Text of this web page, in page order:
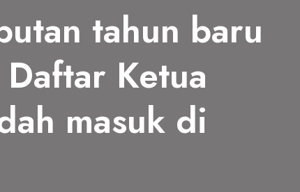
tahun baru
Ketua
masuk di